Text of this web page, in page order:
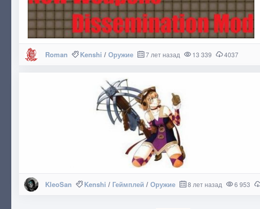
Roman Kenshi / Оружие 7 лет назад 13 339 4037
KleoSan Kenshi / Геймплей / Оружие 8 лет назад 6 953